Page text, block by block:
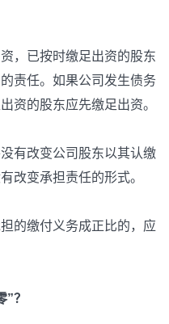
已按时缴足出资的股东
责任。如果公司发生债务
资的股东应先缴足出资。
改变公司股东以其认缴
改变承担责任的形式。
缴付义务成正比的，应
？